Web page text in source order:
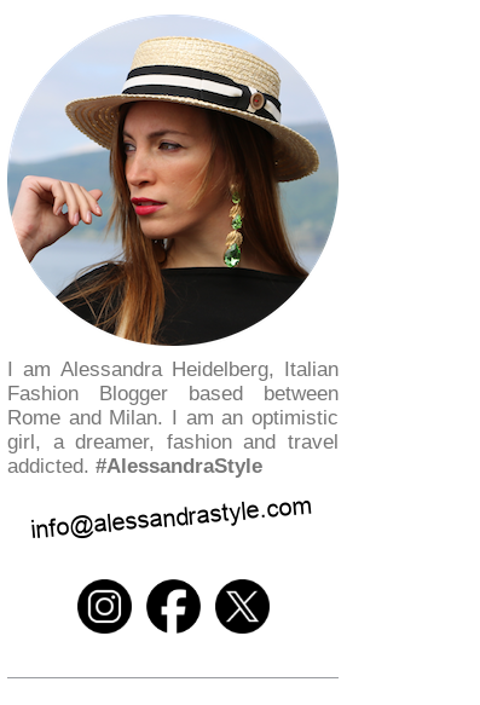
I am Alessandra Heidelberg, Italian
Fashion Blogger based between
Rome and Milan. I am an optimistic
girl, a dreamer, fashion and travel
addicted. #AlessandraStyle